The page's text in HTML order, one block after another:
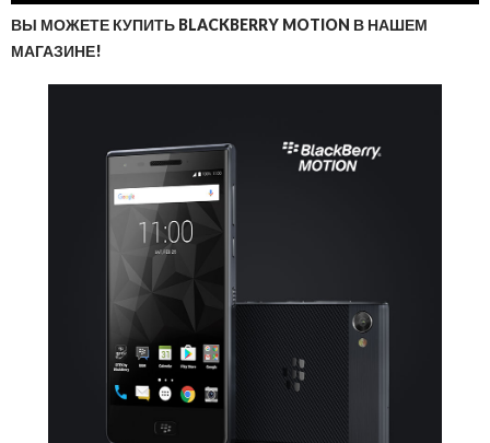
ВЫ МОЖЕТЕ КУПИТЬ BLACKBERRY MOTION В НАШЕМ
МАГАЗИНЕ!